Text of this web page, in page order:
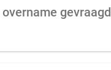
gevraagd